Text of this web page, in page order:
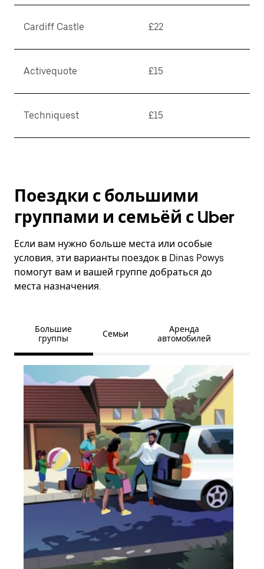
Cardiff Castle £22
Activequote £15
Techniquest £15
Поездки с большими
группами и семьёй с Uber
Если вам нужно больше места или особые
условия, эти варианты поездок в Dinas Powys
помогут вам и вашей группе добраться до
места назначения.
Большие
группы
Семьи
Аренда
автомобилей